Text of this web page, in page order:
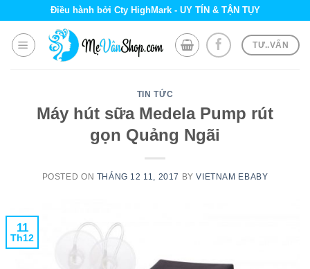
content
Điều hành bởi Cty HighMark - UY TÍN & TẬN TỤY
TƯ..VẤN
TIN TỨC
Máy hút sữa Medela Pump rút
gọn Quảng Ngãi
POSTED ON THÁNG 12 11, 2017 BYVIETNAM EBABY
11
Th12